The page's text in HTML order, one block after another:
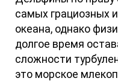
самых грациозных
океана, однако
долгое время
сложности
это морское